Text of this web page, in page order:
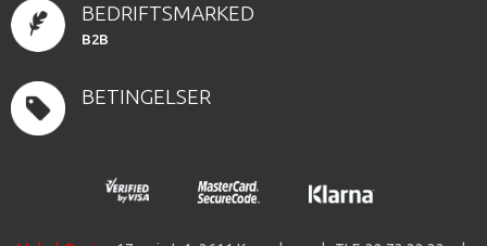
BEDRIFTSMARKED
B2B
BETINGELSER